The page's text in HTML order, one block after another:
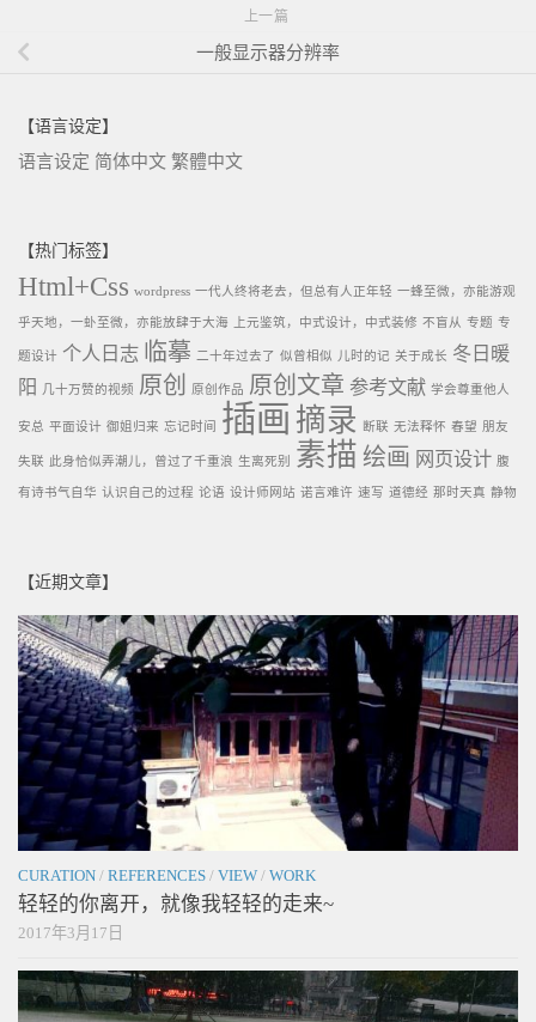
上一篇
一般显示器分辨率
【语言设定】
语言设定 简体中文 繁體中文
【热门标签】
Html+Css wordpress 一代人终将老去，但总有人正年轻 一蜂至微，亦能游观
乎天地，一虲至微，亦能放肆于大海 上元鉴筑，中式设计，中式装修 不盲从 专题 专
题设计 个人日志 临摹 二十年过去了 似曾相似 儿时的记 关于成长 冬日暖
阳
几十万赞的视频 原创 原创作品 原创文章 参考文献 学会尊重他人
安总 平面设计 御姐归来 忘记时间 插画 摘录 断联 无法释怀 春望 朋友
失联 此身恰似弄潮儿，曾过了千重浪 生离死别 素描 绘画 网页设计 腹
有诗书气自华 认识自己的过程 论语 设计师网站 诺言难许 速写 道德经 那时天真 静物
【近期文章】
CURATION / REFERENCES / VIEW / WORK
轻轻的你离开，就像我轻轻的走来~
2017年3月17日